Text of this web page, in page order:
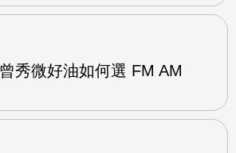
秀微好油如何選 FM AM